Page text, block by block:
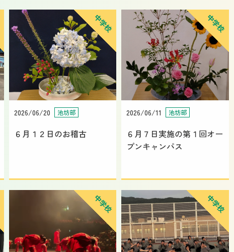
中学校
2026/06/20 池坊部
６月１２日のお稽古
中学校
2026/06/11 池坊部
６月７日実施の第１回オー
プンキャンパス
中学校 中学校